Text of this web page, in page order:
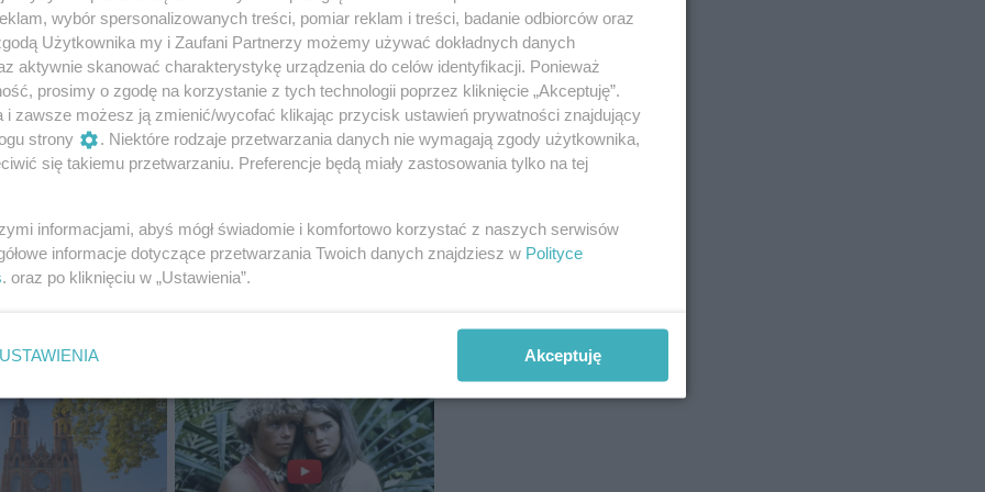
„Sorry nie dbam cokto o mnie myśli..
myśle ... A akurat z tym mam racje...Osoby
później pojawiła się grafika, na której napis
przeklina niż małym, cichym sku***synem.”.
celebrytki. Szczerze, to ja już nawet tego
wybór spersonalizowanych treści, pomiar reklam i treści, badanie odbiorców oraz
Użytkownika my i Zaufani Partnerzy możemy używać dokładnych danych
aktywnie skanować charakterystykę urządzenia do celów identyfikacji. Ponieważ
prosimy o zgodę na korzystanie z tych technologii poprzez kliknięcie „Akceptuję”.
i zawsze możesz ją zmienić/wycofać klikając przycisk ustawień prywatności znajdujący
strony
. Niektóre rodzaje przetwarzania danych nie wymagają zgody użytkownika,
się takiemu przetwarzaniu. Preferencje będą miały zastosowania tylko na tej
informacjami, abyś mógł świadomie i komfortowo korzystać z naszych serwisów
informacje dotyczące przetwarzania Twoich danych znajdziesz w Polityce
. oraz po kliknięciu w „Ustawienia”.
USTAWIENIA Akceptuję